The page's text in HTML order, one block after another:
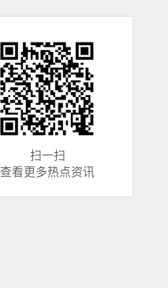
扫一扫
查看更多热点资讯